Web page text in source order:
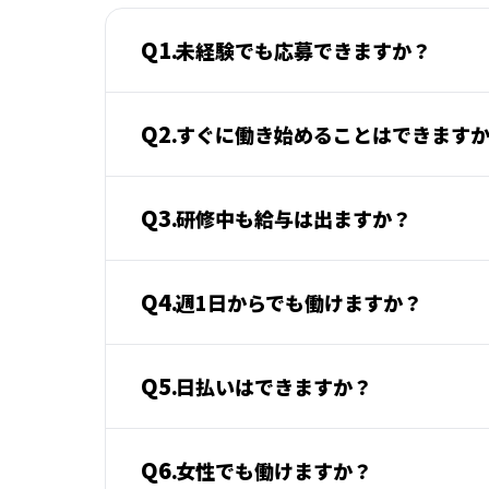
Q1.未経験でも応募できますか？
Q2.すぐに働き始めることはできます
Q3.研修中も給与は出ますか？
Q4.週1日からでも働けますか？
Q5.日払いはできますか？
Q6.女性でも働けますか？